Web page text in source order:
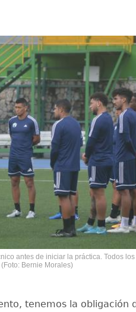
antes de iniciar la práctica. Todos
Bernie Morales)
tenemos la obligación